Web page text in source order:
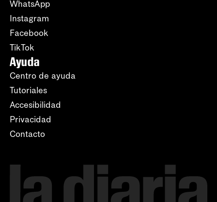
WhatsApp
Instagram
Facebook
TikTok
Ayuda
Centro de ayuda
Tutoriales
Accesibilidad
Privacidad
Contacto